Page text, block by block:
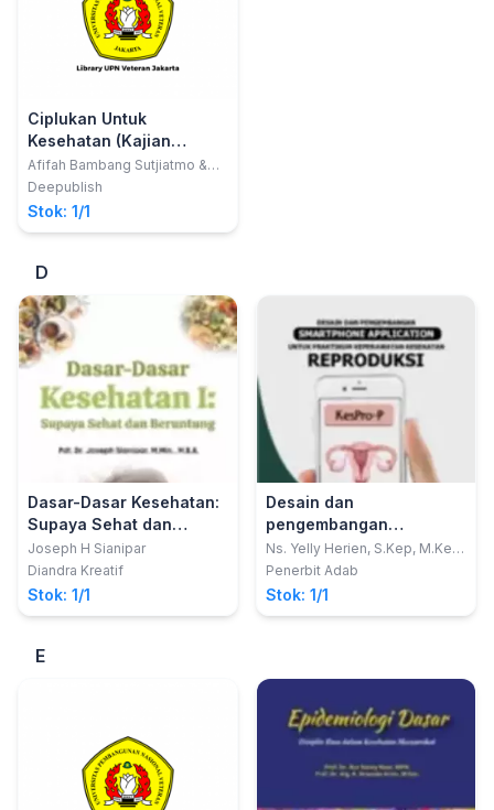
Ciplukan Untuk
Kesehatan (Kajian
Kualitas, Efikasi, Dan
Keamanan)
Afifah Bambang Sutjiatmo &
Suci Nar Vikasari
Deepublish
Stok: 1/1
D
Dasar-Dasar Kesehatan:
Supaya Sehat dan
Beruntung
Joseph H Sianipar
Diandra Kreatif
Stok: 1/1
Desain dan
pengembangan
smartphone application
untuk praktikum
keperawatan kesehatan
reproduksi Internet Of
Ns. Yelly Herien, S.Kep, M.Kep;
Bayu Hadi Saputro, S.Si, M.Si
Penerbit Adab
Stok: 1/1
E